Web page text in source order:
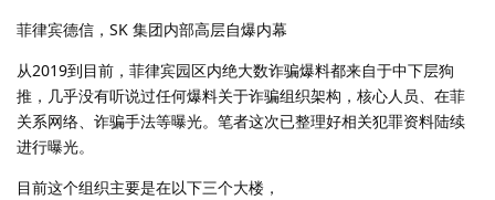
菲律宾德信，SK 集团内部高层自爆内幕
从2019到目前，菲律宾园区内绝大数诈骗爆料都来自于中下层狗
推，几乎没有听说过任何爆料关于诈骗组织架构，核心人员、在菲
关系网络、诈骗手法等曝光。笔者这次已整理好相关犯罪资料陆续
进行曝光。
目前这个组织主要是在以下三个大楼，